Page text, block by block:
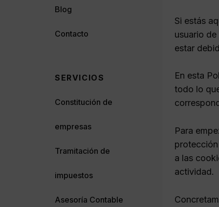
Si estás
usuario
estar
En esta
todo lo
Para
a las
actividad.
Blog
Contacto
SERVICIOS
Constitución de
empresas
Tramitación de
impuestos
Asesoría Contable